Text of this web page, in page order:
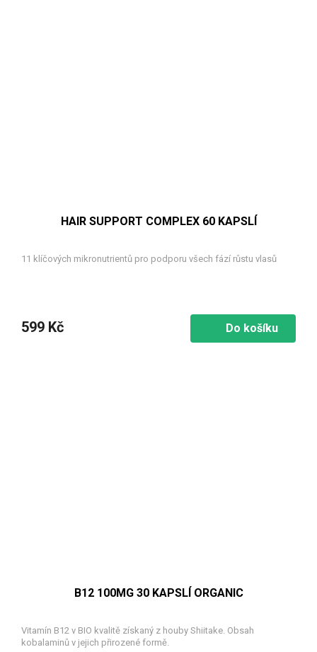
HAIR SUPPORT COMPLEX 60 KAPSLÍ
11 klíčových mikronutrientů pro podporu všech fází růstu vlasů
599 Kč Do košíku
B12 100ΜG 30 KAPSLÍ ORGANIC
Vitamín B12 v BIO kvalitě získaný z houby Shiitake. Obsah
kobalaminů v jejich přirozené formě.